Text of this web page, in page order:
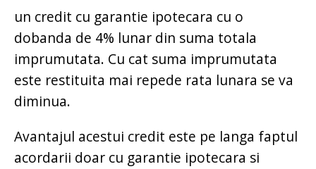
un credit cu garantie ipotecara cu o
dobanda de 4% lunar din suma totala
imprumutata. Cu cat suma imprumutata
este restituita mai repede rata lunara se va
diminua.
Avantajul acestui credit este pe langa faptul
acordarii doar cu garantie ipotecara si